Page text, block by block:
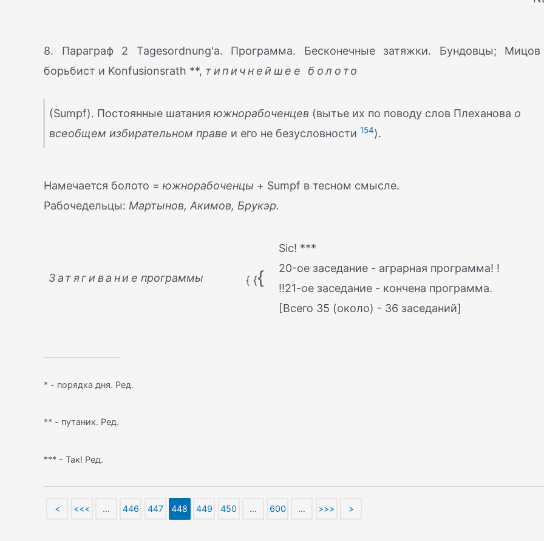
8. Параграф 2 Tagesordnung'a. Программа. Бесконечные затяжки. Бундовцы;
борьбист и Konfusionsrath **, типичнейшее болото
(Sumpf). Постоянные шатания южнорабоченцев (вытье их по поводу слов Плеханова о
всеобщем избирательном праве и его не безусловности 154).
Намечается болото = южнорабоченцы + Sumpf в тесном смысле.
Рабочедельцы: Мартынов, Акимов, Брукэр.
Затягивание программы { {{
Sic! ***
20-ое заседание - аграрная программа! !
!!21-ое заседание - кончена программа.
[Всего 35 (около) - 36 заседаний]
* - порядка дня. Ред.
** - путаник. Ред.
*** - Так! Ред.
< <<< … 446 447 448 449 450 … 600 … >>> >